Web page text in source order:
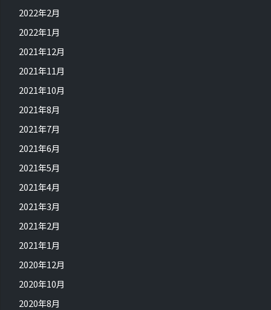
2022年2月
2022年1月
2021年12月
2021年11月
2021年10月
2021年8月
2021年7月
2021年6月
2021年5月
2021年4月
2021年3月
2021年2月
2021年1月
2020年12月
2020年10月
2020年8月